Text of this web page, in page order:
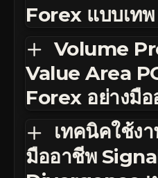
Forex แบบเทพ
Volume
Value Area
Forex อย่างมื
เทคนิคใช้ง
มืออาชีพ